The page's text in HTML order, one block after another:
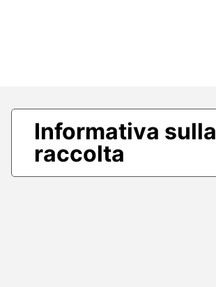
Informativa sulla
raccolta